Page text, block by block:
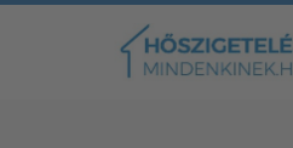
Skip